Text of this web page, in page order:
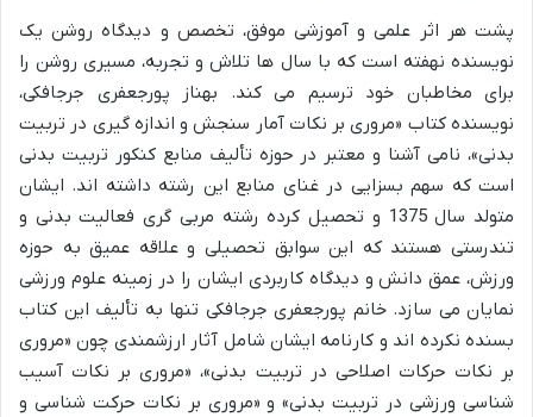
پشت هر اثر علمی و آموزشی موفق، تخصص و دیدگاه روشن یک
نویسنده نهفته است که با سال ها تلاش و تجربه، مسیری روشن را
برای مخاطبان خود ترسیم می کند. بهناز پورجعفری جرجافکی،
نویسنده کتاب «مروری بر نکات آمار سنجش و اندازه گیری در تربیت
بدنی»، نامی آشنا و معتبر در حوزه تألیف منابع کنکور تربیت بدنی
است که سهم بسزایی در غنای منابع این رشته داشته اند. ایشان
متولد سال 1375 و تحصیل کرده رشته مربی گری فعالیت بدنی و
تندرستی هستند که این سوابق تحصیلی و علاقه عمیق به حوزه
ورزش، عمق دانش و دیدگاه کاربردی ایشان را در زمینه علوم ورزشی
نمایان می سازد. خانم پورجعفری جرجافکی تنها به تألیف این کتاب
بسنده نکرده اند و کارنامه ایشان شامل آثار ارزشمندی چون «مروری
بر نکات حرکات اصلاحی در تربیت بدنی»، «مروری بر نکات آسیب
شناسی ورزشی در تربیت بدنی» و «مروری بر نکات حرکت شناسی و